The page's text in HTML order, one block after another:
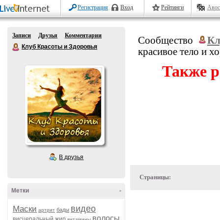
Регистрация Вход Рейтинги
Записи Друзья
Комментарии
Клуб Красоты и Здоровья
В друзья
-
Метки
Маски артрит бады видео
волосы
Сообщество
красивое тело и
Также
Страницы: